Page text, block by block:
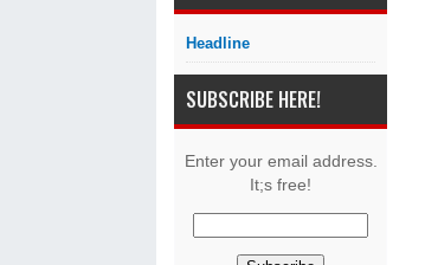
Headline
SUBSCRIBE HERE!
Enter your email address.
It;s free!